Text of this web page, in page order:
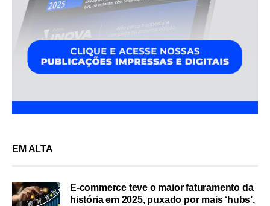
EM ALTA
E-commerce teve o maior faturamento da
história em 2025, puxado por mais ‘hubs’,